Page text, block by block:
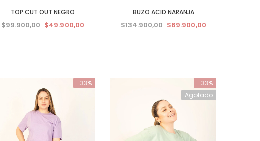
TOP CUT OUT NEGRO
$99.900,00 $49.900,00
BUZO ACID NARANJA
$134.900,00 $69.900,00
-33%
-33%
Agotado